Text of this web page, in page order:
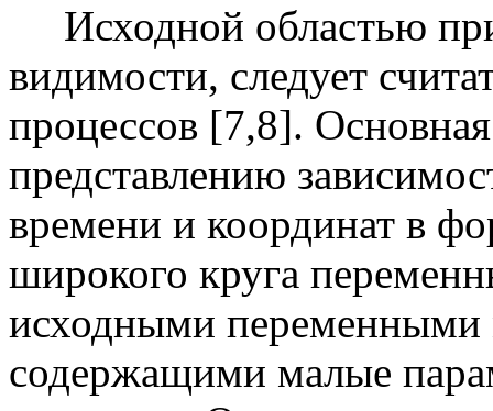
Исходной областью
видимости, следует
процессов [7,8].
представлению
времени и координат в
широкого круга
исходными
содержащими малые